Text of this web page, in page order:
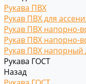
Рукава ПВХ
Рукав ПВХ для
Рукав ПВХ напорно-
Рукав ПВХ напорно-
Рукав ПВХ напорный
Рукава ГОСТ
Назад